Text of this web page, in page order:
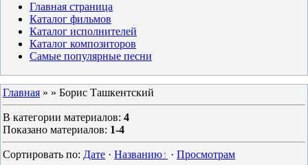
Главная страница
Каталог фильмов
Каталог исполнителей
Каталог композиторов
Самые популярные песни
Главная » » Борис Ташкентский
В категории материалов: 4
Показано материалов: 1-4
Сортировать по: Дате · Названию · Просмотрам